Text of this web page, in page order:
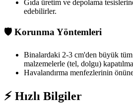
Gıda üretim ve depolama
edebilirler.
🛡️ Korunma Yöntemleri
Binalardaki 2-3 cm'den büyük
malzemelerle (tel, dolgu)
Havalandırma menfezlerinin
⚡ Hızlı Bilgiler